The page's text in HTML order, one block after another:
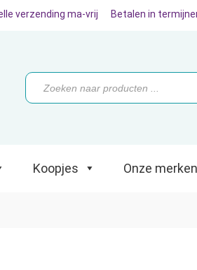
Koopjes Onze merken
verzending ma-vrij Betalen in
Producten
zoeken
Koopjes Onze merken